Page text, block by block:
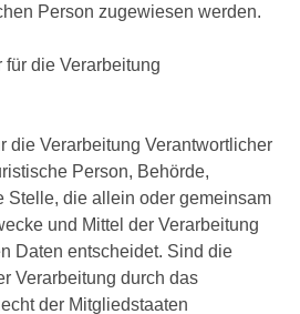
Person zugewiesen werden.
die Verarbeitung
die Verarbeitung Verantwortlicher
Person, Behörde,
Stelle, die allein oder gemeinsam
und Mittel der Verarbeitung
Daten entscheidet. Sind die
Verarbeitung durch das
der Mitgliedstaaten